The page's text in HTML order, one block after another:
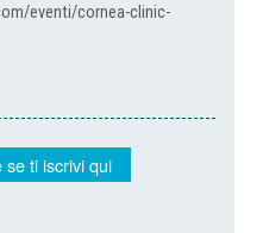
eventi/cornea-clinic-
ti iscrivi qui